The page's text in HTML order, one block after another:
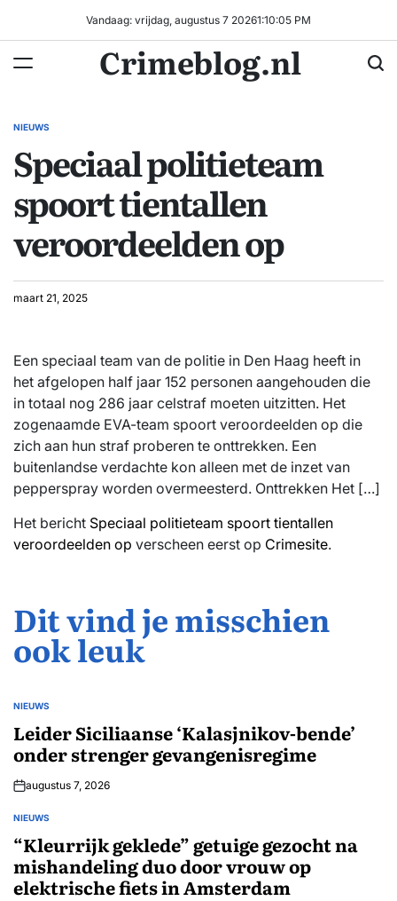
inhoud
Vandaag: vrijdag, augustus 7 20261:10:06 PM
Crimeblog.nl
GEPLAATST
NIEUWS
Speciaal politieteam
spoort tientallen
veroordeelden op
maart 21, 2025
Een speciaal team van de politie in Den Haag heeft in
het afgelopen half jaar 152 personen aangehouden die
in totaal nog 286 jaar celstraf moeten uitzitten. Het
zogenaamde EVA-team spoort veroordeelden op die
zich aan hun straf proberen te onttrekken. Een
buitenlandse verdachte kon alleen met de inzet van
pepperspray worden overmeesterd. Onttrekken Het […]
Het bericht Speciaal politieteam spoort tientallen
veroordeelden op verscheen eerst op Crimesite.
Dit vind je misschien
ook leuk
GEPLAATST
NIEUWS
Leider Siciliaanse ‘Kalasjnikov-bende’
onder strenger gevangenisregime
augustus 7, 2026
GEPLAATST
IN
NIEUWS
“Kleurrijk geklede” getuige gezocht na
mishandeling duo door vrouw op
elektrische fiets in Amsterdam